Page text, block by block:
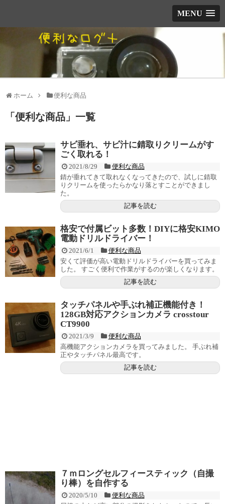
MENU
ホーム 便利な商品
「 便利な商品 」 一覧
サビ垂れ、サビ汁に錆取りクリームがす
ごく取れる！
2021/8/29
便利な商品
錆が垂れてきて取れなくなってきたので、試しに錆取
りクリームを使ったらかなり落とすことができまし
た。
記事を読む
格安で付属ビット多数！DIYに格安KIMO
電動ドリルドライバー！
2021/6/1
便利な商品
安くて評価が高い電動ドリルドライバーを買ってみま
した。 すごく便利で作業がするのが楽しくなります。
記事を読む
タッチパネルや手ぶれ補正機能付き！
128GB対応アクションカメラ crosstour
CT9900
2021/3/9
便利な商品
高機能アクションカメラを買ってみました。 手ぶれ補
正やタッチパネル最高です。
記事を読む
７ｍロングセルフィースティック（自撮
り棒）を自作する
2020/5/10
便利な商品